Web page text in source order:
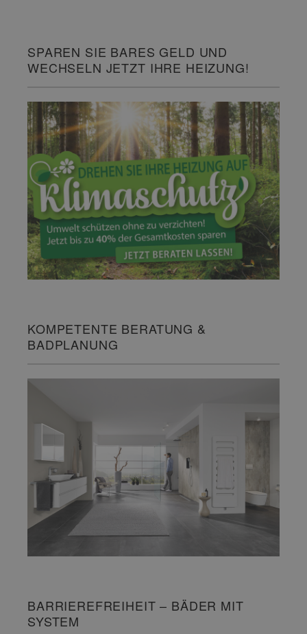
SPAREN SIE BARES GELD UND
WECHSELN JETZT IHRE HEIZUNG!
KOMPETENTE BERATUNG &
BADPLANUNG
BARRIEREFREIHEIT – BÄDER MIT
SYSTEM